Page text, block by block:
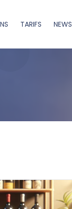
TARIFS NEWS